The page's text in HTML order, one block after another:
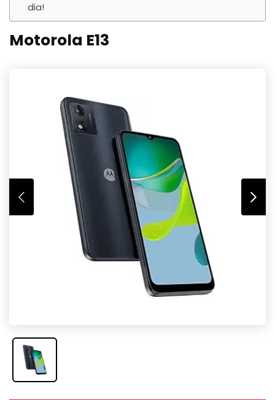
dia!
Motorola E13